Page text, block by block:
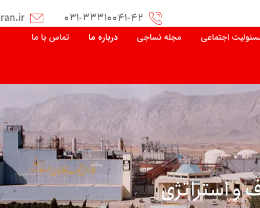
۰۳۱-۳۳۳۱۰۰۴۱-۴۲
اجتماعی مجله نساجی درباره ما تماس با ما
و استراتژی